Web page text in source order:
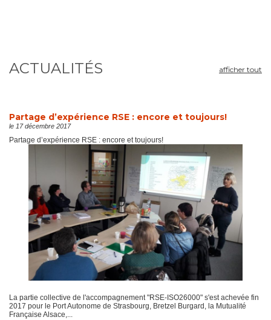
ACTUALITÉS afficher tout
Partage d’expérience RSE : encore et toujours!
le 17 décembre 2017
Partage d’expérience RSE : encore et toujours!
La partie collective de l'accompagnement "RSE-ISO26000" s'est achevée fin
2017 pour le Port Autonome de Strasbourg, Bretzel Burgard, la Mutualité
Française Alsace,...